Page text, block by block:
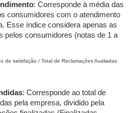
: Corresponde à média das
consumidores com o atendimento
Esse índice considera apenas as
pelos consumidores (notas de 1 a
de satisfação / Total de Reclamações Avaliadas
: Corresponde ao total de
pela empresa, dividido pela